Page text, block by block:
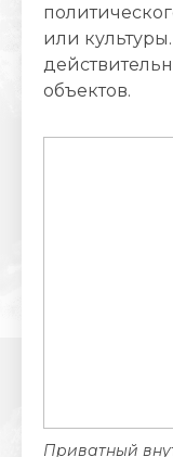
или
объектов.
Приватный